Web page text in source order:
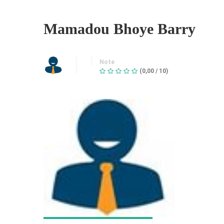
Mamadou Bhoye Barry
Note
(0,00 / 10)